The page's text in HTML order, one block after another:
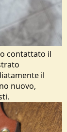
contattato il
il
nuovo,